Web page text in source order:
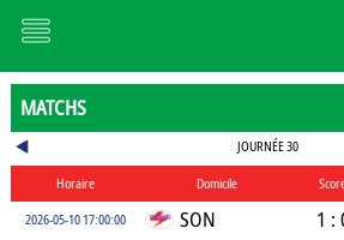
MATCHS
JOURNÉE 30
Horaire Domicile
2026-05-10 17:00:00
SON 1 :